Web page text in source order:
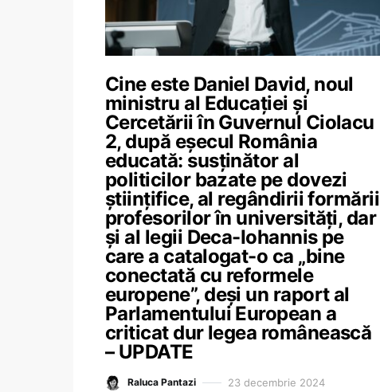
Cine este Daniel David, noul
ministru al Educației și
Cercetării în Guvernul Ciolacu
2, după eșecul România
educată: susținător al
politicilor bazate pe dovezi
științifice, al regândirii formării
profesorilor în universități, dar
și al legii Deca-Iohannis pe
care a catalogat-o ca „bine
conectată cu reformele
europene”, deși un raport al
Parlamentului European a
criticat dur legea românească
– UPDATE
Raluca Pantazi 23 decembrie 2024